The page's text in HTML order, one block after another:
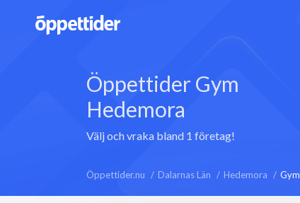
Öppettider Gym
Hedemora
Välj och vraka bland 1 företag!
Öppettider.nu Dalarnas Län Hedemora Gym